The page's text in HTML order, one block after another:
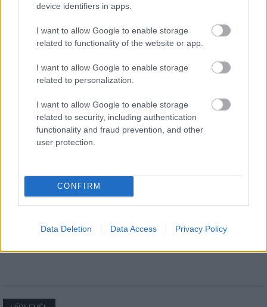
device identifiers in apps.
I want to allow Google to enable storage
related to functionality of the website or app.
I want to allow Google to enable storage
related to personalization.
I want to allow Google to enable storage
related to security, including authentication
functionality and fraud prevention, and other
user protection.
CONFIRM
Data Deletion Data Access Privacy Policy
évszázados vezetéken múlt Bicske vízellátása
Helyi hírek
STRABAG